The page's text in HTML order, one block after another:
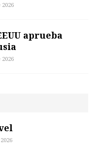
2026
aprueba
2026